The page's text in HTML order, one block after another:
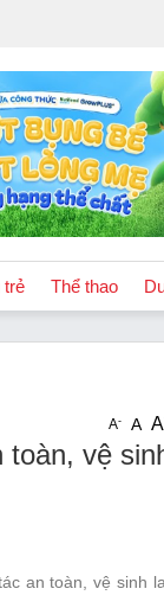
trẻ Thể thao
A- A A
vệ
an toàn, vệ sinh